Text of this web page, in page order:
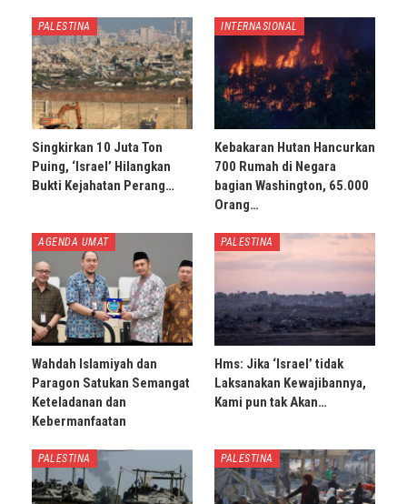
PALESTINA
Singkirkan 10 Juta Ton
Puing, ‘Israel’ Hilangkan
Bukti Kejahatan Perang…
INTERNASIONAL
Kebakaran Hutan Hancurkan
700 Rumah di Negara
bagian Washington, 65.000
Orang…
AGENDA UMAT
Wahdah Islamiyah dan
Paragon Satukan Semangat
Keteladanan dan
Kebermanfaatan
PALESTINA
Hms: Jika ‘Israel’ tidak
Laksanakan Kewajibannya,
Kami pun tak Akan…
PALESTINA PALESTINA